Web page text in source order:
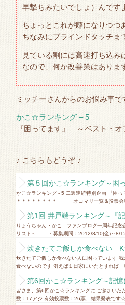
e
o
k
t
a
早撃ちみたいでしょ）んです
ちょっとこれが癖になりつつ
ちなみにブラインドタッチま
見ている割には高速打ち込み
なので、何か改善策はありま
ミッチーさんからのお悩み事で
かこ☆ランキング – 5
『困ってます』 ～ベスト・オ
♪ こちらもどうぞ ♪
第５回かこ☆ランキング～困
かこ☆ランキング - 5 二週連続特別企画 『
＊＊＊＊＊＊＊＊ オコマリ一覧＆投
第1回 井戸端ランキング～『
りょうちゃん・かこ ファンブログ一周年記
リスト～ ・募集期間：2012/8/10(金)～
炊きたてご飯しか食べない
炊きたてご飯しか食べない人に困っています
食べないのです 例えば１日家にいたとすれ
第6回かこ☆ランキング～記憶
皆さま、第6回かこ☆ランキングに ご参加いた
数：17アジ 有効投票数：26票、結果発表で